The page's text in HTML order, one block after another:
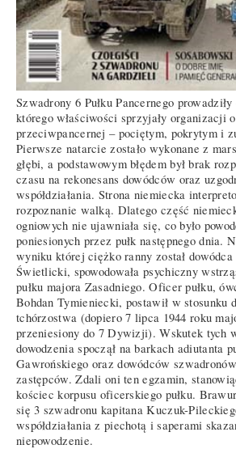
Szwadrony 6 Pułku Pancernego
którego właściwości sprzyjały organizacji
przeciwpancernej – pociętym, pokrytym i
Pierwsze natarcie zostało wykonane z
głębi, a podstawowym błędem był brak
czasu na rekonesans dowódców oraz
współdziałania. Strona niemiecka
rozpoznanie walką. Dlatego część
ogniowych nie ujawniała się, co było
poniesionych przez pułk następnego dnia.
wyniku której ciężko ranny został dowódca
Świetlicki, spowodowała psychiczny
pułku majora Zasadniego. Oficer pułku,
Bohdan Tymieniecki, postawił w stosunku
tchórzostwa (dopiero 7 lipca 1944 roku
przeniesiony do 7 Dywizji). Wskutek tych
dowodzenia spoczął na barkach adiutanta
Gawrońskiego oraz dowódców
zastępców. Zdali oni ten egzamin,
kościec korpusu oficerskiego pułku.
się 3 szwadronu kapitana Kuczuk-
współdziałania z piechotą i saperami
niepowodzenie.